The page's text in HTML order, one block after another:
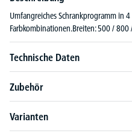
Umfangreiches Schrankprogramm in
Farbkombinationen.Breiten: 500 /
Technische Daten
Zubehör
Varianten